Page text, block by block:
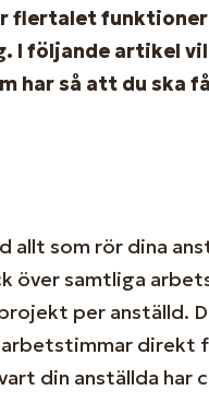
flertalet funktioner
I följande artikel
har så att du ska
allt som rör dina
över samtliga
per anställd.
direkt
din anställda har